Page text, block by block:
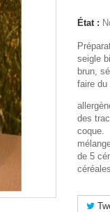
État :
seigle
brun,
faire du
des
coque.
de 5